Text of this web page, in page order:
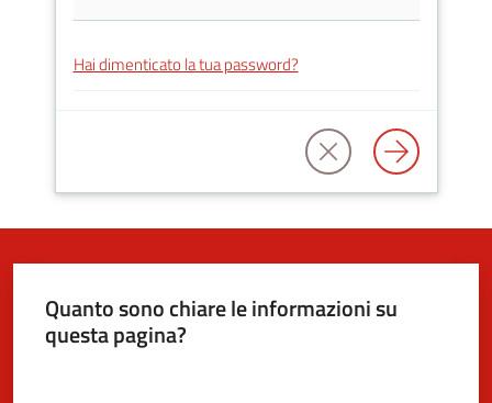
argomenti
Hai dimenticato la tua password?
Quanto sono chiare le informazioni su
questa pagina?